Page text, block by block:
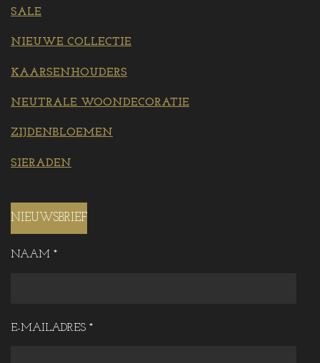
SALE
NIEUWE COLLECTIE
KAARSENHOUDERS
NEUTRALE WOONDECORATIE
ZIJDENBLOEMEN
SIERADEN
NIEUWSBRIEF
NAAM *
E-MAILADRES *